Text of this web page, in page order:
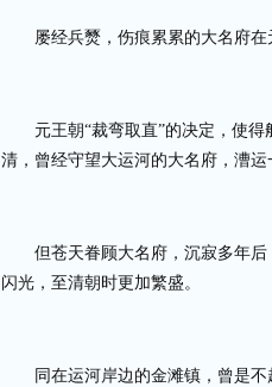
屡经兵燹，伤痕累累的大名府在
元王朝“裁弯取直”的决定，使得
清，曾经守望大运河的大名府，漕运
但苍天眷顾大名府，沉寂多年
闪光，至清朝时更加繁盛。
同在运河岸边的金滩镇，曾是